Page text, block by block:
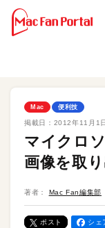
Mac 便利技
掲載日： 2012年11月1日
マイクロ
画像を取
著者： Mac Fan編集部
ポスト シェ